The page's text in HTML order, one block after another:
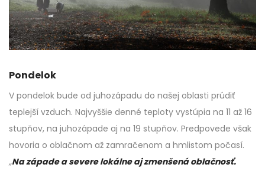
Pondelok
V pondelok bude od juhozápadu do našej oblasti prúdiť
teplejší vzduch. Najvyššie denné teploty vystúpia na 11 až 16
stupňov, na juhozápade aj na 19 stupňov. Predpovede však
hovoria o oblačnom až zamračenom a hmlistom počasí.
„Na západe a severe lokálne aj zmenšená oblačnosť.